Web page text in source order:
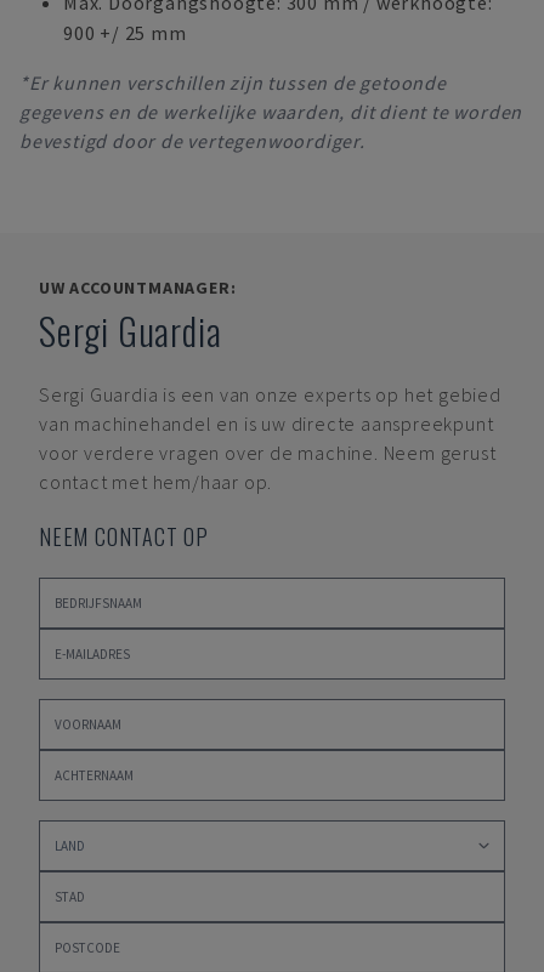
900 +/ 25 mm
*Er kunnen verschillen zijn tussen de getoonde
gegevens en de werkelijke waarden, dit dient te worden
bevestigd door de vertegenwoordiger.
UW ACCOUNTMANAGER:
Sergi Guardia
Sergi Guardia is een van onze experts op het gebied
van machinehandel en is uw directe aanspreekpunt
voor verdere vragen over de machine. Neem gerust
contact met hem/haar op.
NEEM CONTACT OP